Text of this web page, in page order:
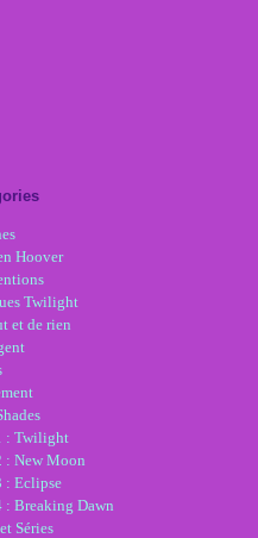
Hoover
Twilight
et de rien
: Twilight
: New Moon
: Eclipse
: Breaking Dawn
Séries